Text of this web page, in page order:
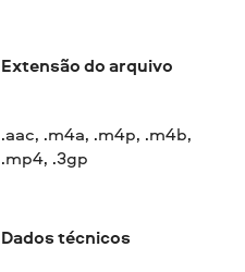
Extensão do arquivo
.aac, .m4a, .m4p, .m4b,
.mp4, .3gp
Dados técnicos